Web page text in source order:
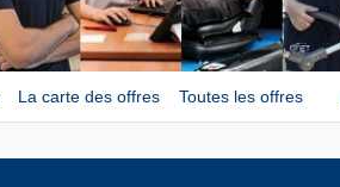
La carte des offres Toutes les offres